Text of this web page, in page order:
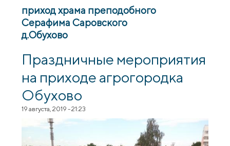
приход храма преподобного
Серафима Саровского
д.Обухово
Праздничные мероприятия
на приходе агрогородка
Обухово
19 августа, 2019 - 21:23